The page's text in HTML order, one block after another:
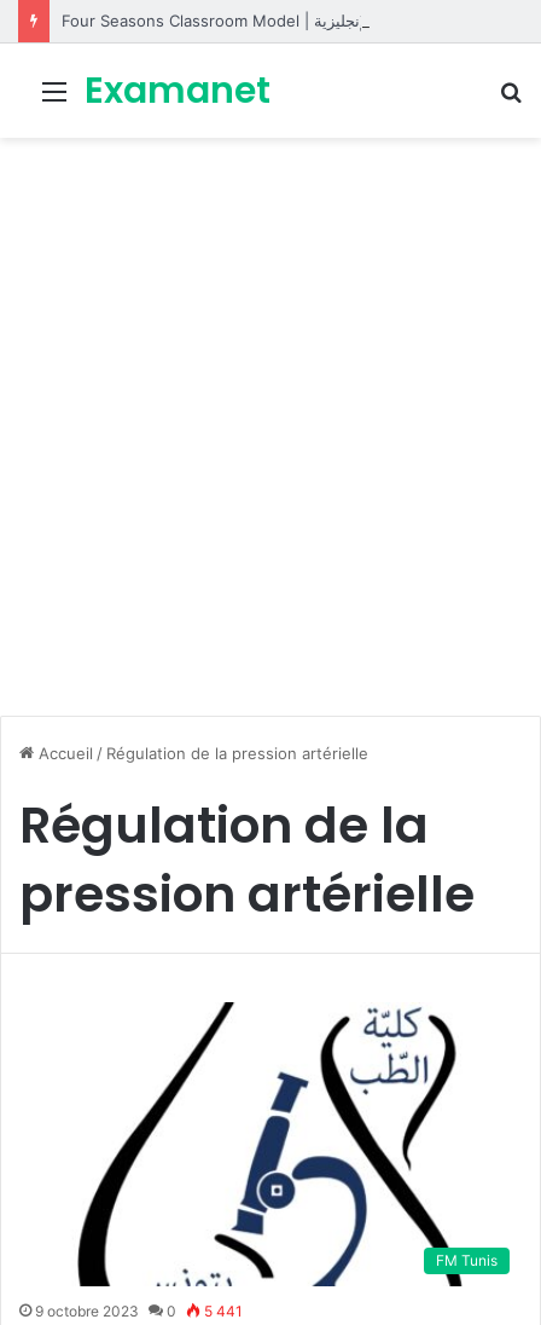
Menu
Examanet
Accueil / Régulation de la pression artérielle
Régulation de la
pression artérielle
FM Tunis
9 octobre 2023 0 5 441